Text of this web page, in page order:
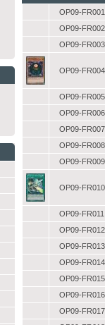
OP09-FR001
OP09-FR002
OP09-FR003
OP09-FR004
OP09-FR005
OP09-FR006
OP09-FR007
OP09-FR008
OP09-FR009
OP09-FR010
OP09-FR011
OP09-FR012
OP09-FR013
OP09-FR014
OP09-FR015
OP09-FR016
OP09-FR017